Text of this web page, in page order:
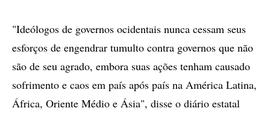
"Ideólogos de governos ocidentais nunca cessam seus
esforços de engendrar tumulto contra governos que não
são de seu agrado, embora suas ações tenham causado
sofrimento e caos em país após país na América Latina,
África, Oriente Médio e Ásia", disse o diário estatal